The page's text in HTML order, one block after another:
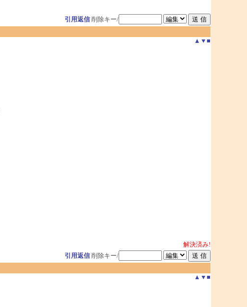
引用返信 削除キー/
▲ ▼ ■
解決済み!
引用返信 削除キー/
▲ ▼ ■